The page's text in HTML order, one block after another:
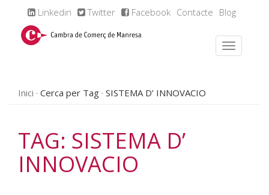
Linkedin Twitter Facebook Contacte Blog
Inici Cerca per Tag SISTEMA D’ INNOVACIO
TAG: SISTEMA D’
INNOVACIO